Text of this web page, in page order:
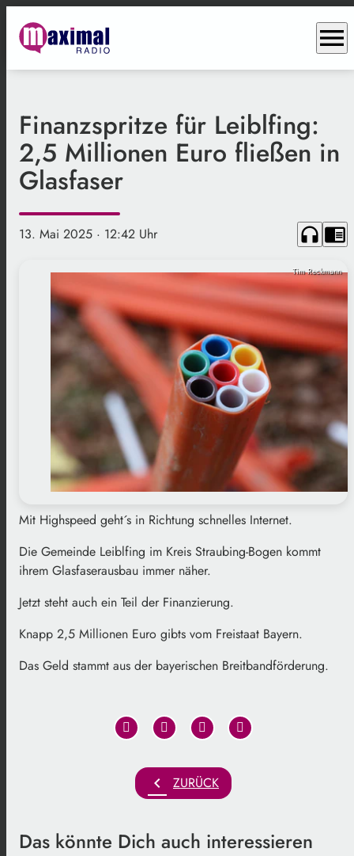
menu
Finanzspritze für Leiblfing:
2,5 Millionen Euro fließen in
Glasfaser
13. Mai 2025 · 12:42 Uhr headphones chrome_reader_mode
Tim Reckmann
Mit Highspeed geht´s in Richtung schnelles Internet.
Die Gemeinde Leiblfing im Kreis Straubing-Bogen kommt
ihrem Glasfaserausbau immer näher.
Jetzt steht auch ein Teil der Finanzierung.
Knapp 2,5 Millionen Euro gibts vom Freistaat Bayern.
Das Geld stammt aus der bayerischen Breitbandförderung.
chevron_left ZURÜCK
Das könnte Dich auch interessieren